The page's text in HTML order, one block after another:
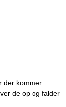
der kommer
de op og falder